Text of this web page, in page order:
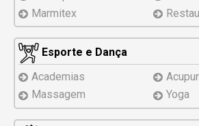
Marmitex
Esporte e Dança
Academias
Massagem
Yoga